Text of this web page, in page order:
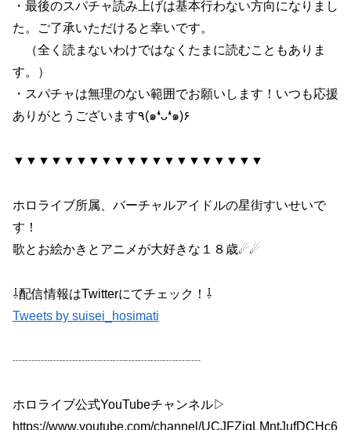
・最後のスパチャ読み上げは基本行わない方向になりまし
た。ご了承いただけると幸いです。
（全く読まないわけではなくたまに読むこともありま
す。）
・スパチャは無理のない範囲でお願いします！いつも応援
ありがとうございます٩(๑❛ᴗ❛๑)۶
▼▼▼▼▼▼▼▼▼▼▼▼▼▼▼▼▼▼▼▼
ホロライブ所属、バーチャルアイドルの星街すいせいで
す！
歌とお絵かきとアニメが大好きな１８歳☄☄
⇩配信情報はTwitterにてチェック！⇩
Tweets by suisei_hosimati
┈┈┈┈┈┈┈┈┈┈┈┈┈┈┈
ホロライブ公式YouTubeチャンネル▷
https://www.youtube.com/channel/UCJFZiqLMntJufDCHc6